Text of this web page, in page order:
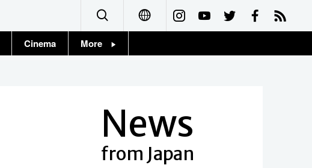
Français
Cinema More
News
from Japan